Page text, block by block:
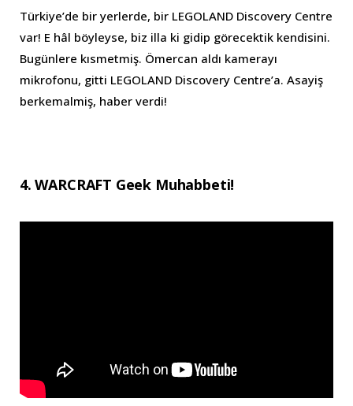
Türkiye’de bir yerlerde, bir LEGOLAND Discovery Centre
var! E hâl böyleyse, biz illa ki gidip görecektik kendisini.
Bugünlere kısmetmiş. Ömercan aldı kamerayı
mikrofonu, gitti LEGOLAND Discovery Centre’a. Asayiş
berkemalmiş, haber verdi!
4. WARCRAFT Geek Muhabbeti!